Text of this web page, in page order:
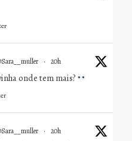
· 20h
onde tem mais?
· 20h